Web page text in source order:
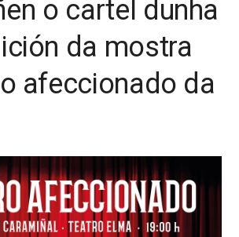
o cartel dunha
da mostra
afeccionado da